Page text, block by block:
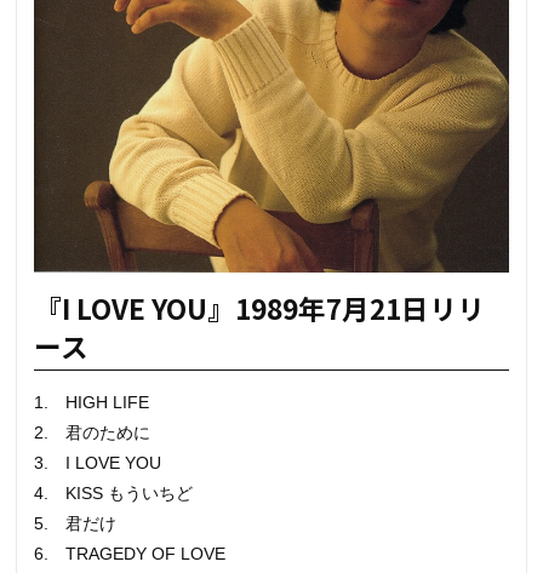
『I LOVE YOU』1989年7月21日リリ
ース
1. HIGH LIFE
2. 君のために
3. I LOVE YOU
4. KISS もういちど
5. 君だけ
6. TRAGEDY OF LOVE